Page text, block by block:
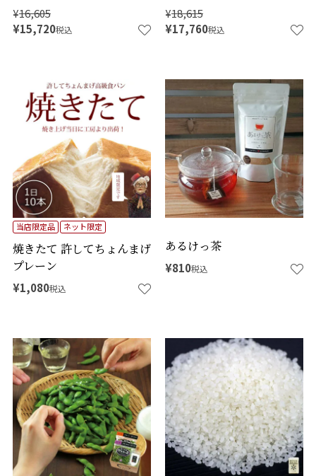
¥16,605
¥15,720税込
¥18,615
¥17,760税込
焼きたて 許してちょんまげ
プレーン
当店限定品 ネット限定
¥1,080税込
あるけっ茶
¥810税込